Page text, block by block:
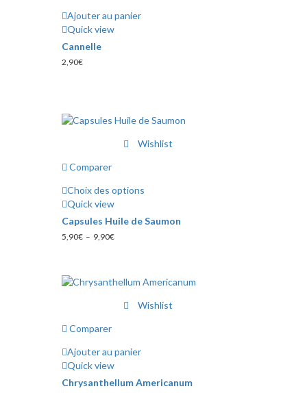
page
du
produit
Ajouter au panier
Quick view
Cannelle
2,90€
Wishlist
Comparer
Choix des options
Ce
produit
plusieurs
options
choisies
la
page
du
Quick view
Capsules Huile de Saumon
5,90€ – 9,90€Plage
à
Wishlist
Comparer
Ajouter au panier
Quick view
Chrysanthellum Americanum